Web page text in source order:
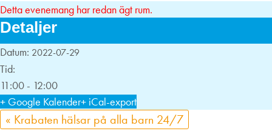
Detta evenemang har redan ägt rum.
Detaljer
Datum: 2022-07-29
Tid:
11:00 - 12:00
+ Google Kalender+ iCal-export
« Krabaten hälsar på alla barn 24/7